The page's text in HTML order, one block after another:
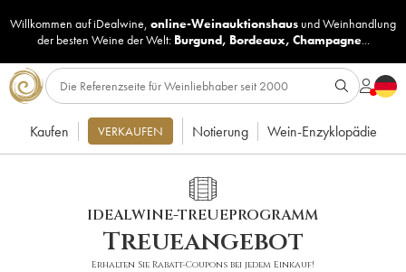
Willkommen auf iDealwine, online-Weinauktionshaus undWeinhandlung
der besten Weine der Welt: Burgund, Bordeaux, Champagne...
Kaufen VERKAUFEN Notierung Wein-Enzyklopädie
IDEALWINE-TREUEPROGRAMM
Treueangebot
Erhalten Sie Rabatt-Coupons bei jedem Einkauf!